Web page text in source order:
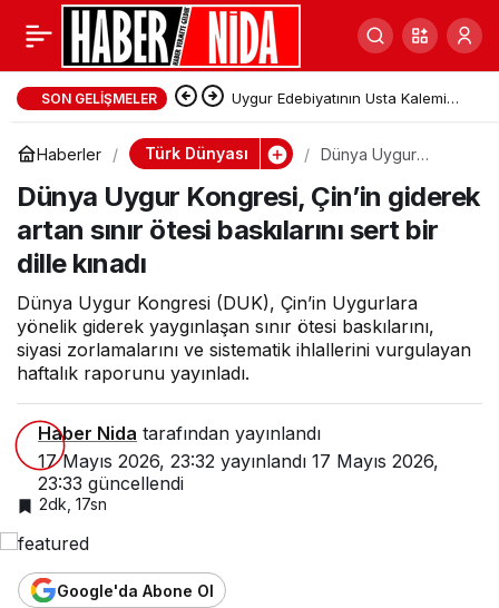
SON GELIŞMELER Uygur Edebiyatının Usta Kalemi
Tahir Talip 80 Yaşında Kaşgar’da
Hayatını Kaybetti
Haberler Türk Dünyası
Dünya Uygur
giderek artan sınır
ötesi baskılarını sert
bir dille kınadı
Dünya Uygur Kongresi, Çin’in giderek
artan sınır ötesi baskılarını sert bir
dille kınadı
Dünya Uygur Kongresi (DUK), Çin’in Uygurlara
yönelik giderek yaygınlaşan sınır ötesi baskılarını,
siyasi zorlamalarını ve sistematik ihlallerini vurgulayan
haftalık raporunu yayınladı.
Haber Nida tarafından yayınlandı
17 Mayıs 2026, 23:32 yayınlandı 17 Mayıs 2026,
23:33 güncellendi
2dk, 17sn
Google'da Abone Ol